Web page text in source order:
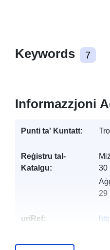
Keywords 7
Informazzjoni
Punti ta' Kuntatt:
Reġistru tal-
Katalgu:
30
29
uriRef: